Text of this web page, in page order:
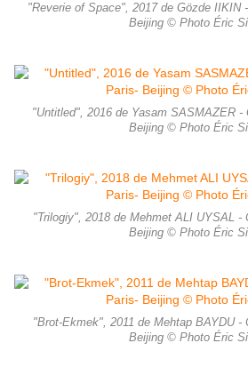
"Reverie of Space", 2017 de Gözde IIKIN
Beijing © Photo Éric
"Untitled", 2016 de Yasam SASMAZER -
Beijing © Photo Éric
"Trilogiy", 2018 de Mehmet ALI UYSAL -
Beijing © Photo Éric
"Brot-Ekmek", 2011 de Mehtap BAYDU -
Beijing © Photo Éric